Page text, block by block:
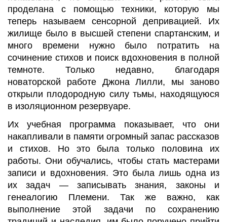
проделана с помощью техники, которую мы
теперь называем сенсорной депривацией. Их
жилище было в высшей степени спартанским, и
много времени нужно было потратить на
сочинение стихов и поиск вдохновения в полной
темноте. Только недавно, благодаря
новаторской работе Джона Лилли, мы заново
открыли плодородную силу тьмы, находящуюся
в изоляционном резервуаре.
Их учебная программа показывает, что они
накапливали в памяти огромный запас рассказов
и стихов. Но это была только половина их
работы. Они обучались, чтобы стать мастерами
записи и вдохновения. Это была лишь одна из
их задач —записывать знания, законы и
генеалогию Племени. Так же важно, как
выполнение этой задачи по сохранению